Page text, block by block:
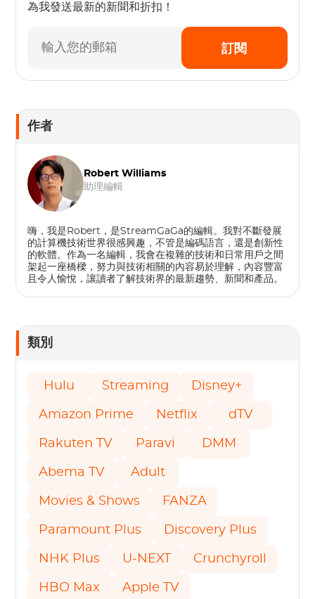
為我發送最新的新聞和折扣！
訂閱
作者
Robert Williams
助理編輯
嗨，我是Robert，是StreamGaGa的編輯。我對不斷發展
的計算機技術世界很感興趣，不管是編碼語言，還是創新性
的軟體。作為一名編輯，我會在複雜的技術和日常用戶之間
架起一座橋樑，努力與技術相關的內容易於理解，內容豐富
且令人愉​​悅，讓讀者了解技術界的最新趨勢、新聞和產品。
類別
Hulu Streaming Disney+
Amazon Prime Netflix dTV
Rakuten TV Paravi DMM
Abema TV Adult
Movies & Shows FANZA
Paramount Plus Discovery Plus
NHK Plus U-NEXT Crunchyroll
HBO Max Apple TV